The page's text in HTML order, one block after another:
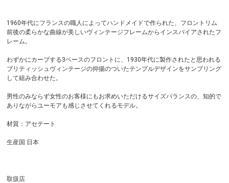
1960年代にフランスの職人によってハンドメイドで作られた、フロントリム
前後の柔らかな曲線が美しいヴィンテージフレームからインスパイアされたフ
レーム。
わずかにカーブする3ベースのフロントに、1930年代に製作されたと思われる
ブリティッシュヴィンテージの抑揚のついたテンプルデザインをサンプリング
して組み合わせた。
男性のみならず女性のお客様にもお求めいただけるサイズバランスの、知的で
ありながらユーモアも感じさせてくれるモデル。
材質：アセテート
生産国 日本
取扱店